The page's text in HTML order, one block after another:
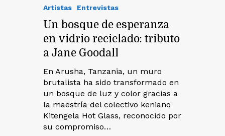
Artistas Entrevistas
Un bosque de esperanza
en vidrio reciclado: tributo
a Jane Goodall
En Arusha, Tanzania, un muro
brutalista ha sido transformado en
un bosque de luz y color gracias a
la maestría del colectivo keniano
Kitengela Hot Glass, reconocido por
su compromiso…